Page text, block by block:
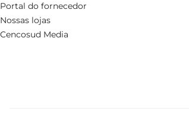
Portal do fornecedor
Nossas lojas
Cencosud Media